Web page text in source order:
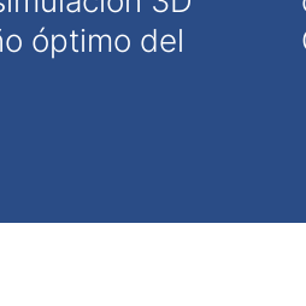
óptimo del